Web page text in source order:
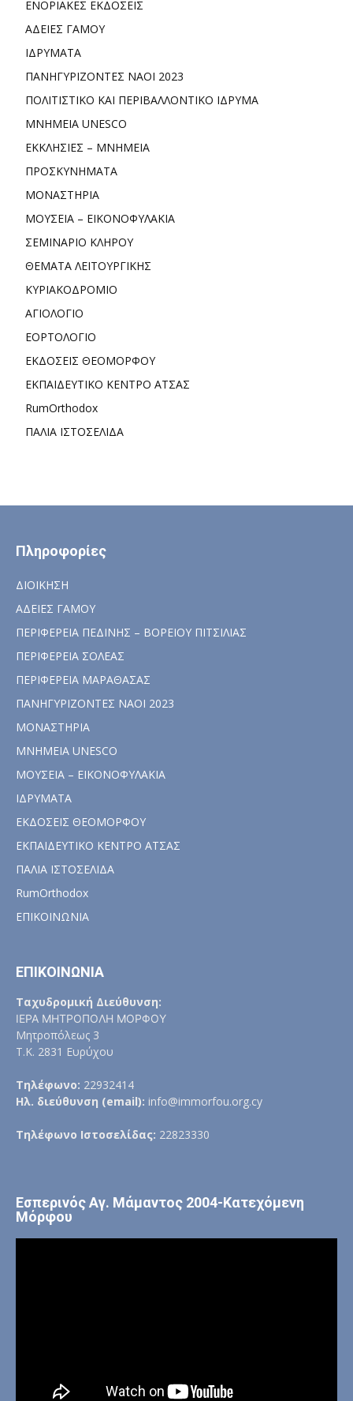
ΕΝΟΡΙΑΚΕΣ ΕΚΔΟΣΕΙΣ
ΑΔΕΙΕΣ ΓΑΜΟΥ
ΙΔΡΥΜΑΤΑ
ΠΑΝΗΓΥΡΙΖΟΝΤΕΣ ΝΑΟΙ 2023
ΠΟΛΙΤΙΣΤΙΚΟ ΚΑΙ ΠΕΡΙΒΑΛΛΟΝΤΙΚΟ ΙΔΡΥΜΑ
ΜΝΗΜΕΙΑ UNESCO
ΕΚΚΛΗΣΙΕΣ – ΜΝΗΜΕΙΑ
ΠΡΟΣΚΥΝΗΜΑΤΑ
ΜΟΝΑΣΤΗΡΙΑ
ΜΟΥΣΕΙΑ – ΕΙΚΟΝΟΦΥΛΑΚΙΑ
ΣΕΜΙΝΑΡΙΟ ΚΛΗΡΟΥ
ΘΕΜΑΤΑ ΛΕΙΤΟΥΡΓΙΚΗΣ
ΚΥΡΙΑΚΟΔΡΟΜΙΟ
ΑΓΙΟΛΟΓΙΟ
ΕΟΡΤΟΛΟΓΙΟ
ΕΚΔΟΣΕΙΣ ΘΕΟΜΟΡΦΟΥ
ΕΚΠΑΙΔΕΥΤΙΚΟ ΚΕΝΤΡΟ ΑΤΣΑΣ
RumOrthodox
ΠΑΛΙΑ ΙΣΤΟΣΕΛΙΔΑ
Πληροφορίες
ΔΙΟΙΚΗΣΗ
ΑΔΕΙΕΣ ΓΑΜΟΥ
ΠΕΡΙΦΕΡΕΙΑ ΠΕΔΙΝΗΣ – ΒΟΡΕΙΟΥ ΠΙΤΣΙΛΙΑΣ
ΠΕΡΙΦΕΡΕΙΑ ΣΟΛΕΑΣ
ΠΕΡΙΦΕΡΕΙΑ ΜΑΡΑΘΑΣΑΣ
ΠΑΝΗΓΥΡΙΖΟΝΤΕΣ ΝΑΟΙ 2023
ΜΟΝΑΣΤΗΡΙΑ
ΜΝΗΜΕΙΑ UNESCO
ΜΟΥΣΕΙΑ – ΕΙΚΟΝΟΦΥΛΑΚΙΑ
ΙΔΡΥΜΑΤΑ
ΕΚΔΟΣΕΙΣ ΘΕΟΜΟΡΦΟΥ
ΕΚΠΑΙΔΕΥΤΙΚΟ ΚΕΝΤΡΟ ΑΤΣΑΣ
ΠΑΛΙΑ ΙΣΤΟΣΕΛΙΔΑ
RumOrthodox
ΕΠΙΚΟΙΝΩΝΙΑ
ΕΠΙΚΟΙΝΩΝΙΑ
Ταχυδρομική Διεύθυνση:
ΙΕΡΑ ΜΗΤΡΟΠΟΛΗ ΜΟΡΦΟΥ
Μητροπόλεως 3
Τ.Κ. 2831 Ευρύχου
Τηλέφωνο: 22932414
Ηλ. διεύθυνση (email): info@immorfou.org.cy
Τηλέφωνο Ιστοσελίδας: 22823330
Εσπερινός Αγ. Μάμαντος 2004-Κατεχόμενη
Μόρφου